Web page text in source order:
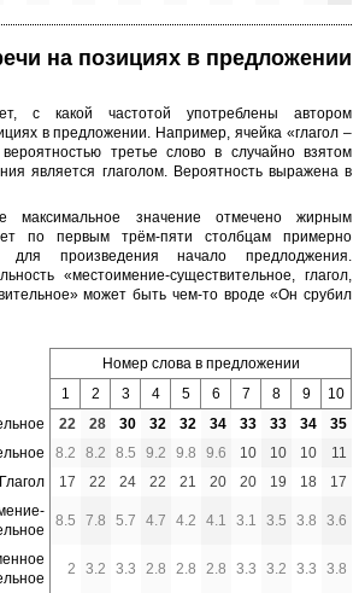
на позициях в предложении
с какой частотой употреблены автором
в предложении. Например, ячейка «глагол –
третье слово в случайно взятом
является глаголом. Вероятность выражена в
максимальное значение отмечено жирным
по первым трём-пяти столбцам примерно
для произведения начало предлоджения.
«местоимение-существительное, глагол,
может быть чем-то вроде «Он срубил
Номер слова в предложении
1
2 3 4 5 6 7 8 9
10
22 28 30 32 32 34 33 33 34
35
8.2 8.2 8.5 9.2 9.8 9.6 10 10 10
11
Глагол
17 22 24 22 21 20 20 19 18
17
8.5 7.8 5.7 4.7 4.2 4.1 3.1 3.5 3.8 3.6
2 3.2 3.3 2.8 2.8 2.8 3.3 3.2 3.3 3.8